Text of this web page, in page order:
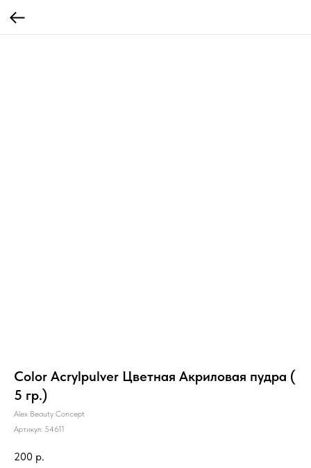
Color Acrylpulver Цветная Акриловая пудра (
5 гр.)
Alex Beauty Concept
Артикул: 54611
200 р.